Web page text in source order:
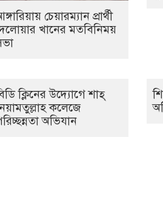
চেয়ারম্যান প্রার্থী
খানের মতবিনিময়
ক্লিনের উদ্যোগে শাহ্
কলেজে
অভিযান